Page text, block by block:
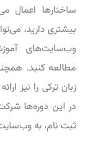
ساختارها اعمال
بیشتری دارید،
وب‌سایت‌های
مطالعه کنید.
زبان ترکی را نیز
در این دوره‌ها
ثبت نام، به